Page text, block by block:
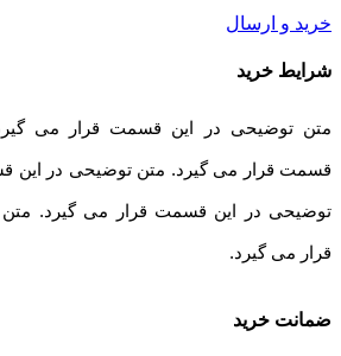
خرید و ارسال
شرایط خرید
متن توضیحی در این قسمت قرار می
قسمت قرار می گیرد. متن توضیحی در این
توضیحی در این قسمت قرار می گیرد.
قرار می گیرد.
ضمانت خرید